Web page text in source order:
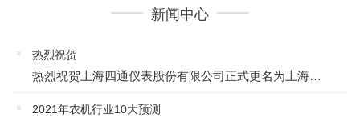
新闻中心
热烈祝贺
热烈祝贺上海四通仪表股份有限公司正式更名为上海星联智创智能科技股份有限公司！上海星联智创智能科技股份有限公司（原名：上海四通仪表股份有限公司）成立于1992年，主要从事车辆电子系统集成产品的研发推广以...
2021年农机行业10大预测